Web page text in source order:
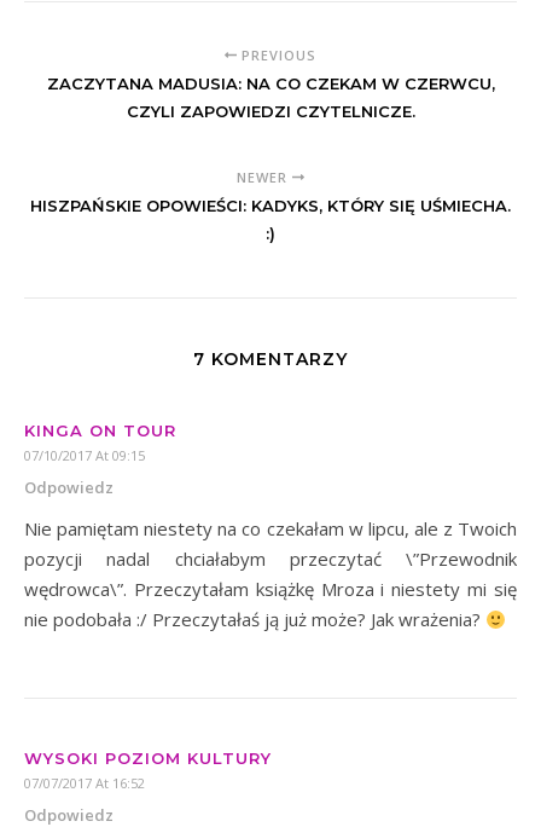
PREVIOUS
ZACZYTANA MADUSIA: NA CO CZEKAM W CZERWCU,
CZYLI ZAPOWIEDZI CZYTELNICZE.
NEWER
HISZPAŃSKIE OPOWIEŚCI: KADYKS, KTÓRY SIĘ UŚMIECHA.
:)
7 KOMENTARZY
KINGA ON TOUR
07/10/2017 At 09:15
Odpowiedz
Nie pamiętam niestety na co czekałam w lipcu, ale z Twoich
pozycji nadal chciałabym przeczytać \”Przewodnik
wędrowca\”. Przeczytałam książkę Mroza i niestety mi się
nie podobała :/ Przeczytałaś ją już może? Jak wrażenia?
WYSOKI POZIOM KULTURY
07/07/2017 At 16:52
Odpowiedz